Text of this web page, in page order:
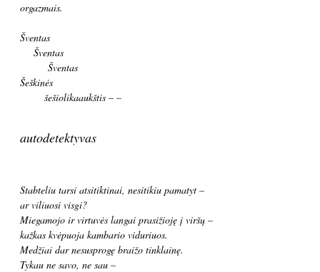
orgazmais.
Šventas
Šventas
Šventas
Šeškinės
šešiolikaaukštis – –
autodetektyvas
Stabteliu tarsi atsitiktinai, nesitikiu pamatyt –
ar viliuosi visgi?
Miegamojo ir virtuvės langai prasižioję į viršų –
kažkas kvėpuoja kambario viduriuos.
Medžiai dar nesusprogę braižo tinklainę.
Tykau ne savo, ne sau –